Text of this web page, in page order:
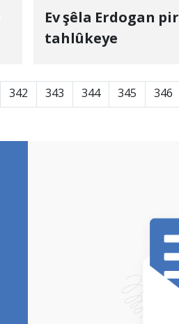
Ev şêla Erdogan pir
tahlûkeye
342 343 344 345 346